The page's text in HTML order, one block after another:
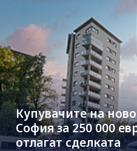
Купувачите на
София за 250 000
отлагат сделката